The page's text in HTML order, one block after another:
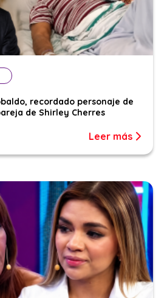
recordado personaje de
de Shirley Cherres
Leer más